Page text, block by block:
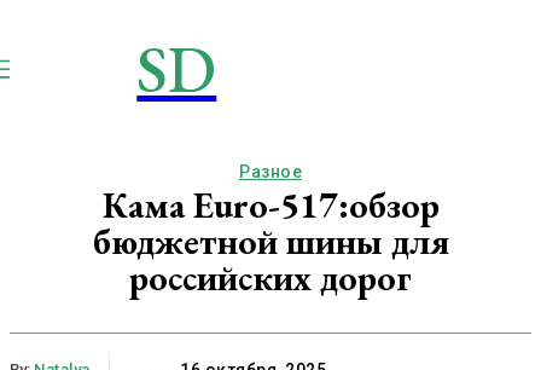
SD
Разное
Кама Euro-517:обзор
бюджетной шины для
российских дорог